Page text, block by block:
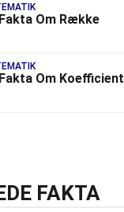
Om Række
Om Koefficient
FAKTA